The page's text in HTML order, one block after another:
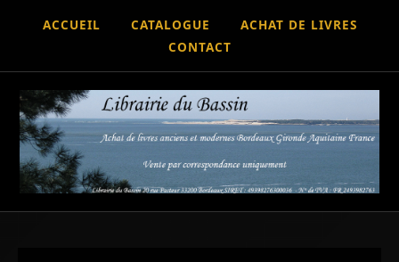
ACCUEIL CATALOGUE
ACHAT DE LIVRES
CONTACT